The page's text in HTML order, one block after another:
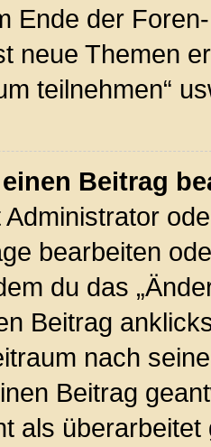
Ende der
neue Themen
teilnehmen“
Beitrag
bearbeiten
du das
Beitrag
nach
Beitrag
als